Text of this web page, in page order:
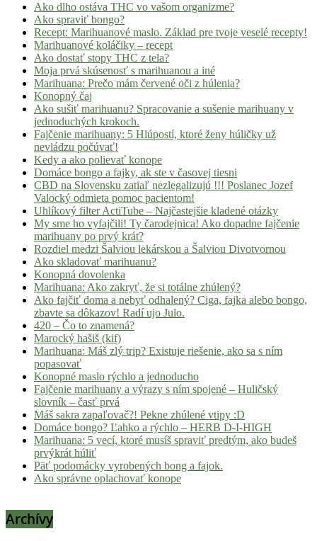
Ako dlho ostáva THC vo vašom organizme?
Ako spraviť bongo?
Recept: Marihuanové maslo. Základ pre tvoje veselé recepty!
Marihuanové koláčiky – recept
Ako dostať stopy THC z tela?
Moja prvá skúsenosť s marihuanou a iné
Marihuana: Prečo mám červené oči z húlenia?
Konopný čaj
Ako sušiť marihuanu? Spracovanie a sušenie marihuany v
jednoduchých krokoch.
Fajčenie marihuany: 5 Hlúpostí, ktoré ženy húličky už
nevládzu počúvať!
Kedy a ako polievať konope
Domáce bongo a fajky, ak ste v časovej tiesni
CBD na Slovensku zatiaľ nezlegalizujú !!! Poslanec Jozef
Valocký odmieta pomoc pacientom!
Uhlíkový filter ActiTube – Najčastejšie kladené otázky
My sme ho vyfajčili! Ty čarodejnica! Ako dopadne fajčenie
marihuany po prvý krát?
Rozdiel medzi Šalviou lekárskou a Šalviou Divotvornou
Ako skladovať marihuanu?
Konopná dovolenka
Marihuana: Ako zakryť, že si totálne zhúlený?
Ako fajčiť doma a nebyť odhalený? Ciga, fajka alebo bongo,
zbavte sa dôkazov! Radí ujo Julo.
420 – Čo to znamená?
Marocký hašiš (kif)
Marihuana: Máš zlý trip? Existuje riešenie, ako sa s ním
popasovať
Konopné maslo rýchlo a jednoducho
Fajčenie marihuany a výrazy s ním spojené – Huličský
slovník – časť prvá
Máš sakra zapaľovač?! Pekne zhúlené vtipy :D
Domáce bongo? Ľahko a rýchlo – HERB D-I-HIGH
Marihuana: 5 vecí, ktoré musíš spraviť predtým, ako budeš
prvýkrát húliť
Päť podomácky vyrobených bong a fajok.
Ako správne oplachovať konope
Archívy